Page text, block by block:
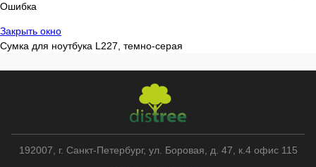
Ошибка
Закрыть окно
Cумка для ноутбука L227, темно-серая
192007 , г. Санкт-Петербург, ул. Боровая, д. 47, к.4 офис 115